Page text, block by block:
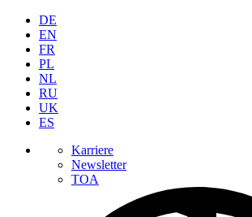
DE
EN
FR
PL
NL
RU
UK
ES
Karriere
Newsletter
TOA